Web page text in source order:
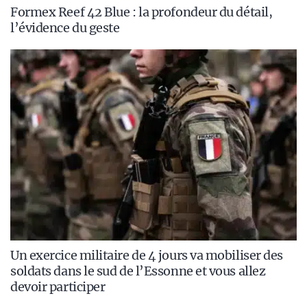
Formex Reef 42 Blue : la profondeur du détail,
l’évidence du geste
Un exercice militaire de 4 jours va mobiliser des
soldats dans le sud de l’Essonne et vous allez
devoir participer